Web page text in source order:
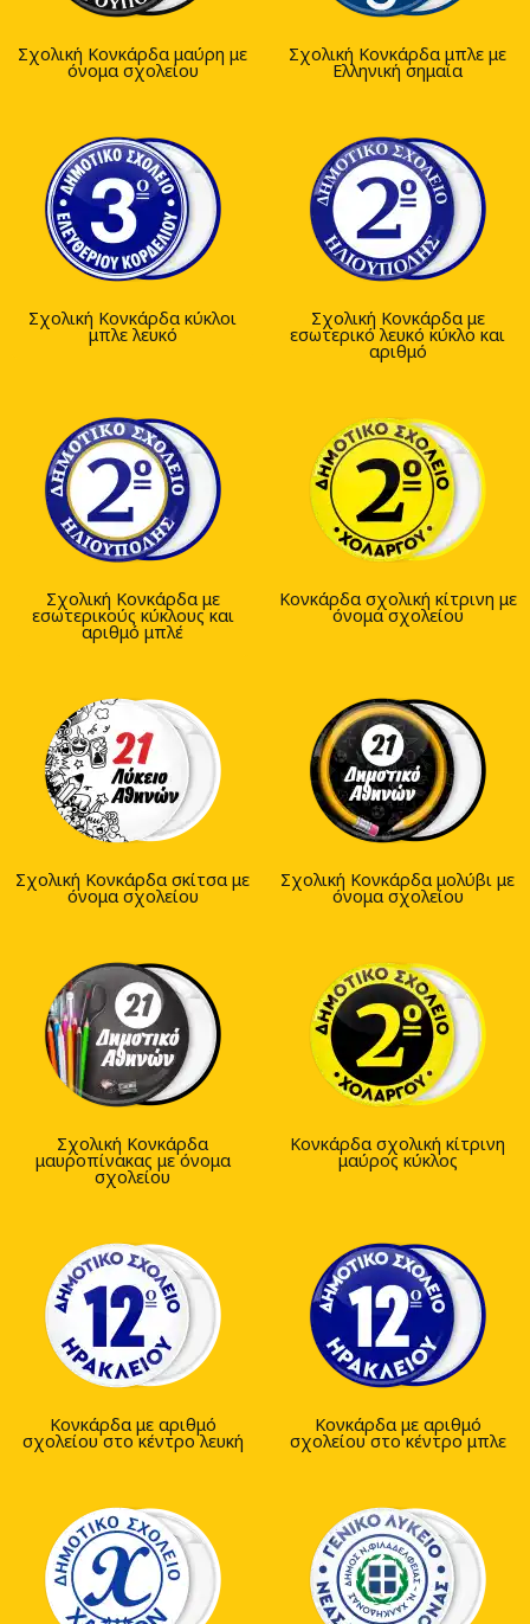
Σχολική Κονκάρδα μαύρη με
όνομα σχολείου
Σχολική Κονκάρδα μπλε με
Ελληνική σημαία
Σχολική Κονκάρδα κύκλοι
μπλε λευκό
Σχολική Κονκάρδα με
εσωτερικό λευκό κύκλο και
αριθμό
Σχολική Κονκάρδα με
εσωτερικούς κύκλους και
αριθμό μπλέ
Κονκάρδα σχολική κίτρινη με
όνομα σχολείου
Σχολική Κονκάρδα σκίτσα με
όνομα σχολείου
Σχολική Κονκάρδα μολύβι με
όνομα σχολείου
Σχολική Κονκάρδα
μαυροπίνακας με όνομα
σχολείου
Κονκάρδα σχολική κίτρινη
μαύρος κύκλος
Κονκάρδα με αριθμό
σχολείου στο κέντρο λευκή
Κονκάρδα με αριθμό
σχολείου στο κέντρο μπλε